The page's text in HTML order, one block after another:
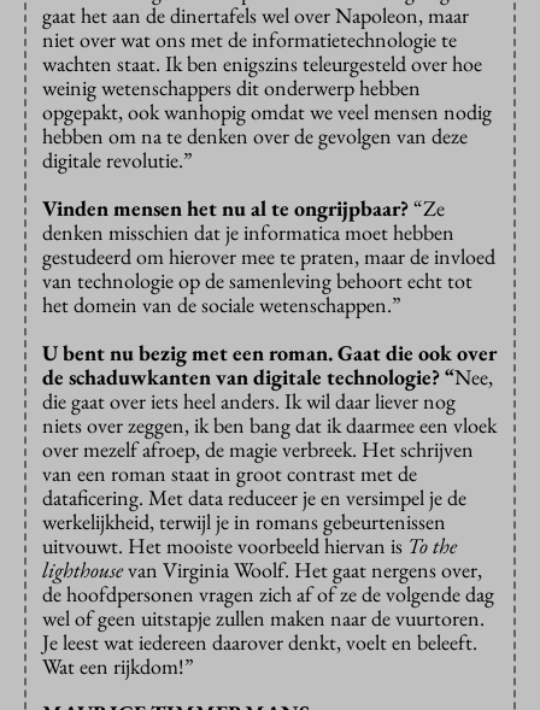
gaat het aan de dinertafels wel over Napoleon, maar
niet over wat ons met de informatietechnologie te
wachten staat. Ik ben enigszins teleurgesteld over hoe
weinig wetenschappers dit onderwerp hebben
opgepakt, ook wanhopig omdat we veel mensen nodig
hebben om na te denken over de gevolgen van deze
digitale revolutie.”
Vinden mensen het nu al te ongrijpbaar?“Ze
denken misschien dat je informatica moet hebben
gestudeerd om hierover mee te praten, maar de invloed
van technologie op de samenleving behoort echt tot
het domein van de sociale wetenschappen.”
U bent nu bezig met een roman. Gaat die ook over
de schaduwkanten van digitale technologie? “Nee,
die gaat over iets heel anders. Ik wil daar liever nog
niets over zeggen, ik ben bang dat ik daarmee een vloek
over mezelf afroep, de magie verbreek. Het schrijven
van een roman staat in groot contrast met de
dataficering. Met data reduceer je en versimpel je de
werkelijkheid, terwijl je in romans gebeurtenissen
uitvouwt. Het mooiste voorbeeld hiervan is To the
lighthousevan Virginia Woolf. Het gaat nergens over,
de hoofdpersonen vragen zich af of ze de volgende dag
wel of geen uitstapje zullen maken naar de vuurtoren.
Je leest wat iedereen daarover denkt, voelt en beleeft.
Wat een rijkdom!”